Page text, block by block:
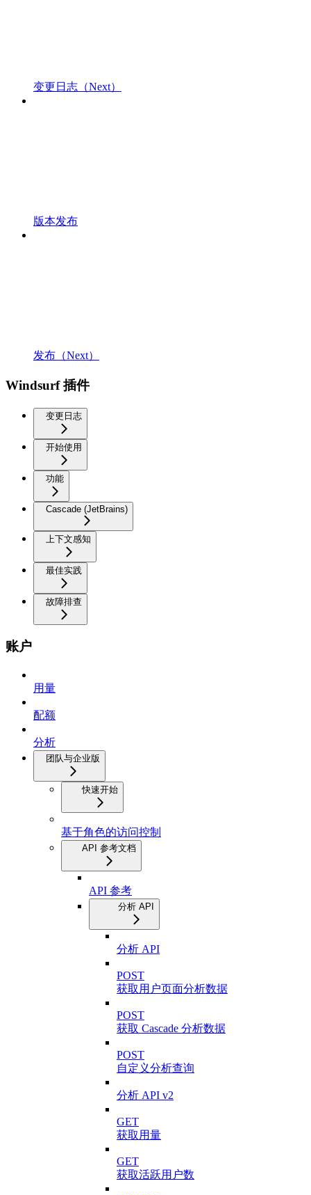
变更日志（Next）
版本发布
发布（Next）
Windsurf 插件
变更日志
开始使用
功能
Cascade (JetBrains)
上下文感知
最佳实践
故障排查
账户
用量
配额
分析
团队与企业版
快速开始
基于角色的访问控制
API 参考文档
API 参考
分析 API
分析 API
POST
获取用户页面分析数据
POST
获取 Cascade 分析数据
POST
自定义分析查询
分析 API v2
GET
获取用量
GET
获取活跃用户数